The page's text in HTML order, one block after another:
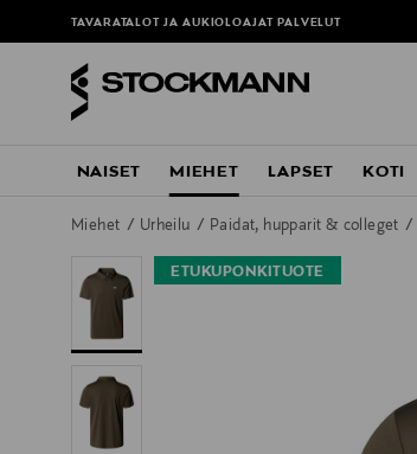
TAVARATALOT JA AUKIOLOAJAT PALVELUT
NAISET MIEHET LAPSET KOTI
Miehet Urheilu Paidat, hupparit & colleget
ETUKUPONKITUOTE